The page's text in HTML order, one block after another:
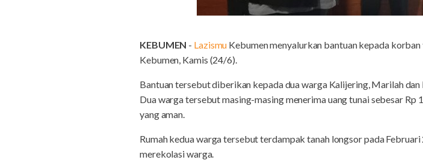
KEBUMEN - Lazismu Kebumen menyalurkan bantuan kepada
Kebumen, Kamis (24/6).
Bantuan tersebut diberikan kepada dua warga Kalijering, Marilah
Dua warga tersebut masing-masing menerima uang tunai sebesar
yang aman.
Rumah kedua warga tersebut terdampak tanah longsor pada
merekolasi warga.